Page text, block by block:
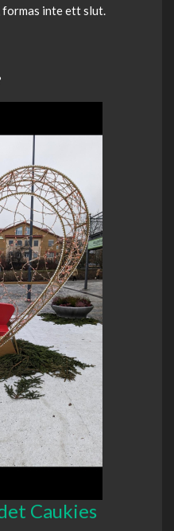
formas inte ett slut.
Caukies